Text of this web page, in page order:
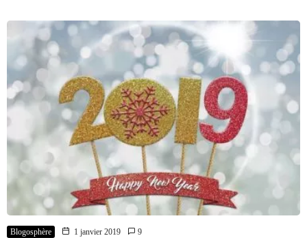
Blogosphère 1 janvier 2019 9